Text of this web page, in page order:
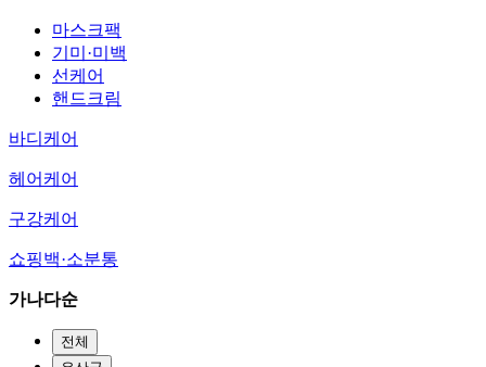
마스크팩
기미·미백
선케어
핸드크림
바디케어
헤어케어
구강케어
쇼핑백·소분통
가나다순
전체